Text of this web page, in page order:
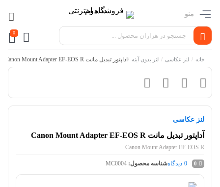
منو
0
خانه / لنز عکاسی / لنز بدون آینه /آداپتور تبدیل مانت Canon Mount Adapter EF-EOS R
لنز عکاسی
آداپتور تبدیل مانت Canon Mount Adapter EF-EOS R
Canon Mount Adapter EF-EOS R
0
0 دیدگاهشناسه محصول: MC0004